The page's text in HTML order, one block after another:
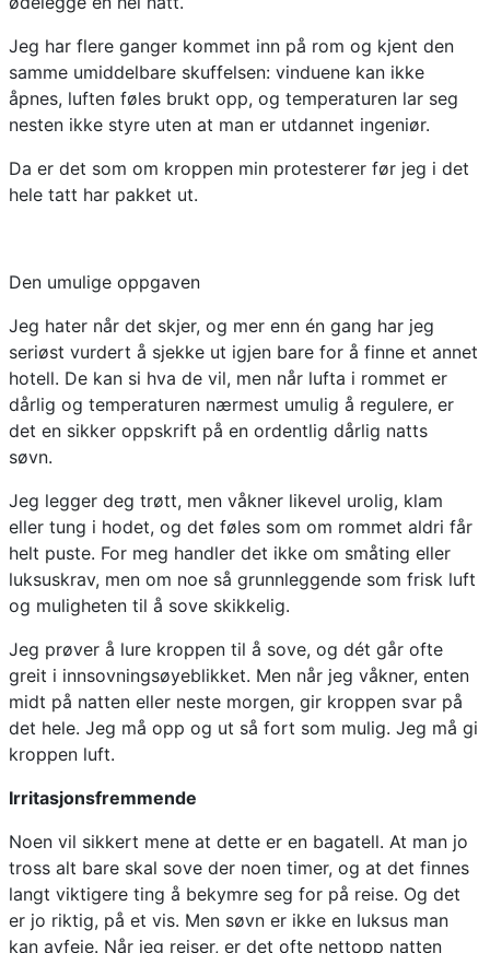
Jeg har flere ganger kommet inn på rom og kjent den
samme umiddelbare skuffelsen: vinduene kan ikke
åpnes, luften føles brukt opp, og temperaturen lar seg
nesten ikke styre uten at man er utdannet ingeniør.
Da er det som om kroppen min protesterer før jeg i det
hele tatt har pakket ut.
Den umulige oppgaven
Jeg hater når det skjer, og mer enn én gang har jeg
seriøst vurdert å sjekke ut igjen bare for å finne et annet
hotell. De kan si hva de vil, men når lufta i rommet er
dårlig og temperaturen nærmest umulig å regulere, er
det en sikker oppskrift på en ordentlig dårlig natts
søvn.
Jeg legger deg trøtt, men våkner likevel urolig, klam
eller tung i hodet, og det føles som om rommet aldri får
helt puste. For meg handler det ikke om småting eller
luksuskrav, men om noe så grunnleggende som frisk luft
og muligheten til å sove skikkelig.
Jeg prøver å lure kroppen til å sove, og dét går ofte
greit i innsovningsøyeblikket. Men når jeg våkner, enten
midt på natten eller neste morgen, gir kroppen svar på
det hele. Jeg må opp og ut så fort som mulig. Jeg må gi
kroppen luft.
Irritasjonsfremmende
Noen vil sikkert mene at dette er en bagatell. At man jo
tross alt bare skal sove der noen timer, og at det finnes
langt viktigere ting å bekymre seg for på reise. Og det
er jo riktig, på et vis. Men søvn er ikke en luksus man
kan avfeie. Når jeg reiser, er det ofte nettopp natten